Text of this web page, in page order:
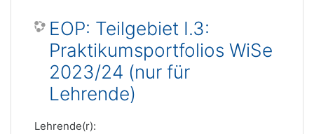
EOP: Teilgebiet I.3:
Praktikumsportfolios WiSe
2023/24 (nur für
Lehrende)
Lehrende(r):